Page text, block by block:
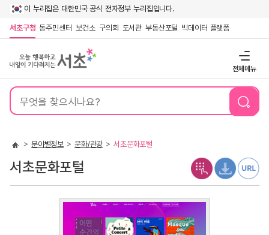
이 누리집은 대한민국 공식 전자정부 누리집입니다.
서초구청 동주민센터 보건소 구의회 도서관 부동산포털 빅데이터 플랫폼
전체메뉴
통
검
분야별정보 문화/관광 서초문화포털
서초문화포털